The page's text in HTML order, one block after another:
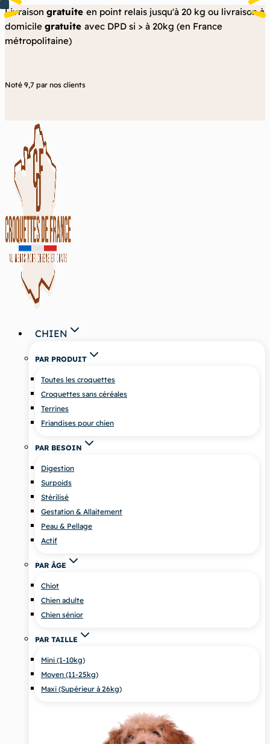
Aller
au
contenu
Livraison gratuite en point relais jusqu'à 20 kg ou livraison à
domicile gratuite avec DPD si > à 20kg (en France
métropolitaine)
Noté 9,7 par nos clients
CHIEN
PAR PRODUIT
Toutes les croquettes
Croquettes sans céréales
Terrines
Friandises pour chien
PAR BESOIN
Digestion
Surpoids
Stérilisé
Gestation & Allaitement
Peau & Pellage
Actif
PAR ÂGE
Chiot
Chien adulte
Chien sénior
PAR TAILLE
Mini (1-10kg)
Moyen (11-25kg)
Maxi (Supérieur à 26kg)